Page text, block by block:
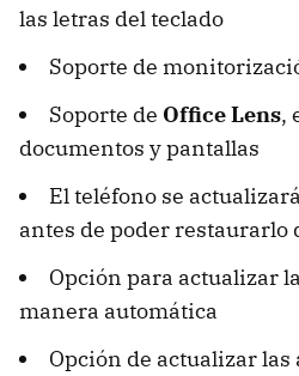
las letras del teclado
Soporte de
Soporte de Office Lens,
documentos y pantallas
El teléfono se
antes de poder restaurarlo
Opción para actualizar
manera automática
Opción de actualizar